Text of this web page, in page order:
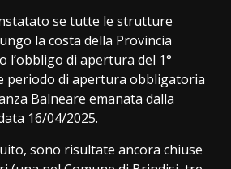
se tutte le strutture
la costa della Provincia
l’obbligo di apertura del 1°
periodo di apertura obbligatoria
Balneare emanata dalla
16/04/2025.
sono risultate ancora chiuse